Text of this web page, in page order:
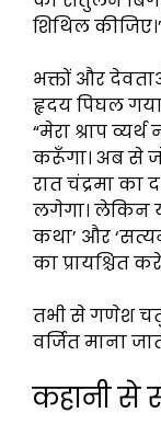
शिथिल
भक्तों और
हृदय पिघल
“मेरा श्राप
करूँगा। अब से
रात चंद्रमा
लगेगा। लेकिन
कथा’ और
का प्रायश्चित
तभी से गणेश
वर्जित माना
कहानी से